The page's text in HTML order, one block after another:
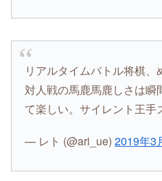
リアルタイムバトル将棋
対人戦の馬鹿馬鹿しさは瞬
て楽しい。サイレント王手
— レト (@ari_ue)2019年3